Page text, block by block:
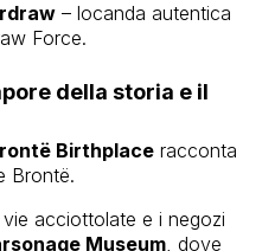
– locanda autentica
Force.
della storia e il
Birthplace racconta
Brontë.
vie acciottolate e i negozi
Museum , dove